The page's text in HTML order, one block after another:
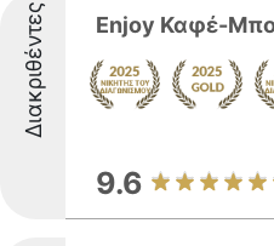
Διακριθέντες Enjoy Καφέ-
9.6